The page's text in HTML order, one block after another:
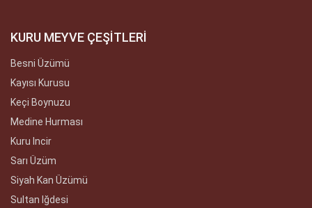
KURU MEYVE ÇEŞİTLERİ
Besni Üzümü
Kayısı Kurusu
Keçi Boynuzu
Medine Hurması
Kuru Incir
Sarı Üzüm
Siyah Kan Üzümü
Sultan Iğdesi